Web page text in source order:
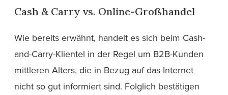
Cash & Carry vs. Online-Großhandel
Wie bereits erwähnt, handelt es sich beim Cash-
and-Carry-Klientel in der Regel um B2B-Kunden
mittleren Alters, die in Bezug auf das Internet
nicht so gut informiert sind. Folglich bestätigen